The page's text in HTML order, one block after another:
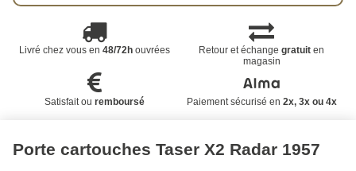
Livré chez vous en 48/72houvrées Retour et échangegratuit en
magasin
Satisfait ou remboursé Paiement sécurisé en 2x, 3x ou 4x
Porte cartouches Taser X2 Radar 1957